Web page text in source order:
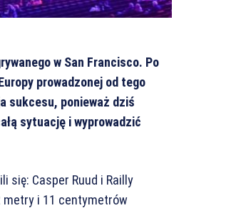
w San Francisco. Po
prowadzonej od tego
sukcesu, ponieważ dziś
sytuację i wyprowadzić
się: Casper Ruud i Railly
metry i 11 centymetrów